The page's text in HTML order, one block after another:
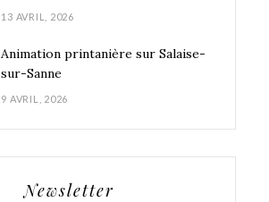
13 AVRIL, 2026
Animation printanière sur Salaise-
sur-Sanne
9 AVRIL, 2026
Newsletter